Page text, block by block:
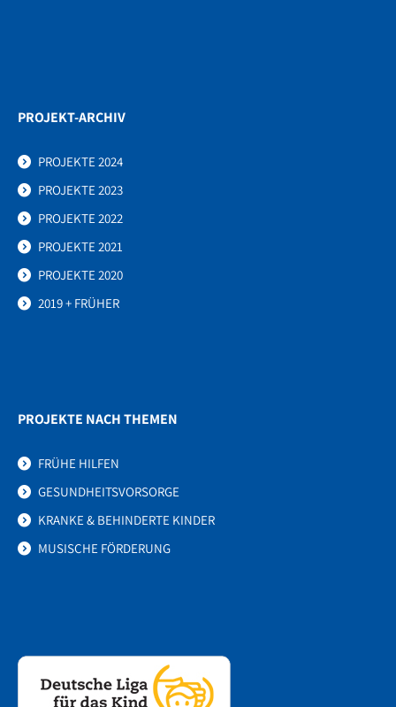
PROJEKT-ARCHIV
PROJEKTE 2024
PROJEKTE 2023
PROJEKTE 2022
PROJEKTE 2021
PROJEKTE 2020
2019 + FRÜHER
PROJEKTE NACH THEMEN
FRÜHE HILFEN
GESUNDHEITSVORSORGE
KRANKE & BEHINDERTE KINDER
MUSISCHE FÖRDERUNG